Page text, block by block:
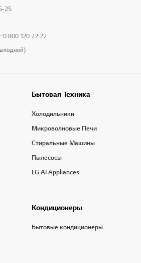
25
0 800 120 22 22
Бытовая Техника
Холодильники
Микроволновые Печи
Стиральные Машины
Пылесосы
LG AI Appliances
Кондиционеры
Бытовые кондиционеры